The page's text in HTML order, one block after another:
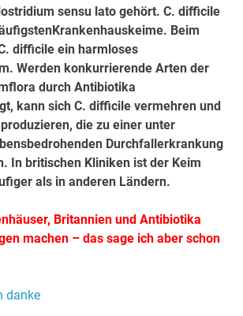
sensu lato gehört. C. difficile
Beim
difficile ein harmloses
Werden konkurrierende Arten der
durch Antibiotika
kann sich C. difficile vermehren und
die zu einer unter
Durchfallerkrankung
In britischen Kliniken ist der Keim
als in anderen Ländern.
Britannien und Antibiotika
machen – das sage ich aber schon